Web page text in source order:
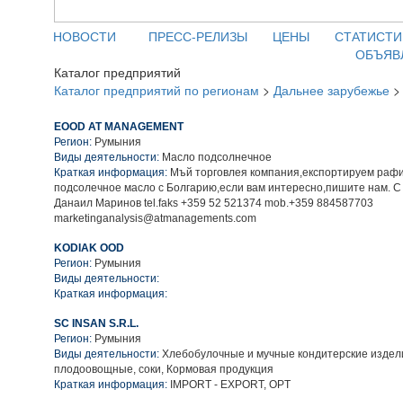
НОВОСТИ ПРЕСС-РЕЛИЗЫ ЦЕНЫ
Каталог предприятий
Каталог предприятий по регионам > Дальнее зарубежье >
EOOD AT MANAGEMENT
Регион: Румыния
Виды деятельности: Масло подсолнечное
Краткая информация: Мъй торговлея компания,експортируем
подсолечное масло с Болгарию,если вам интересно,пишите нам.
Данаил Маринов tel.faks +359 52 521374 mob.+359 884587703
marketinganalysis@atmanagements.com
KODIAK OOD
Регион: Румыния
Виды деятельности:
Краткая информация:
SC INSAN S.R.L.
Регион: Румыния
Виды деятельности: Хлебобулочные и мучные кондитерские
плодоовощные, соки, Кормовая продукция
Краткая информация: IMPORT - EXPORT, OPT